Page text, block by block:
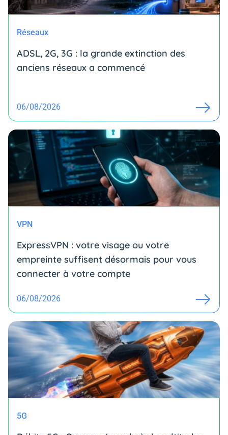
Réseaux
ADSL, 2G, 3G : la grande extinction des
anciens réseaux a commencé
06/08/2026
VPN
ExpressVPN : votre visage ou votre
empreinte suffisent désormais pour vous
connecter à votre compte
06/08/2026
5G